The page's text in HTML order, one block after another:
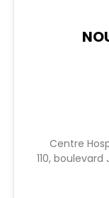
Centre
110,